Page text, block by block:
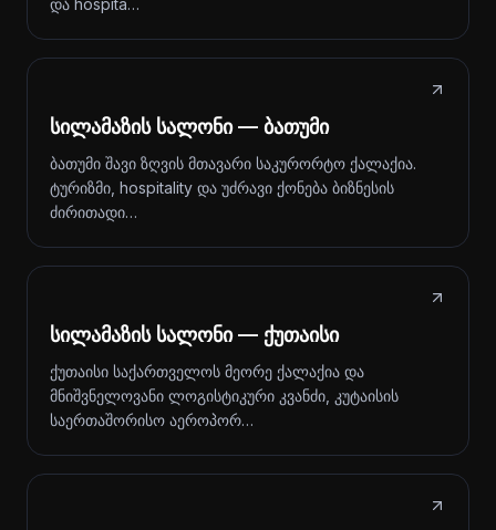
და hospita…
სილამაზის სალონი — ბათუმი
ბათუმი შავი ზღვის მთავარი საკურორტო ქალაქია.
ტურიზმი, hospitality და უძრავი ქონება ბიზნესის
ძირითადი…
სილამაზის სალონი — ქუთაისი
ქუთაისი საქართველოს მეორე ქალაქია და
მნიშვნელოვანი ლოგისტიკური კვანძი, კუტაისის
საერთაშორისო აეროპორ…